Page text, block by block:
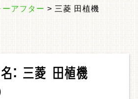
ーアフター > 三菱 田植機
： 三菱 田植機